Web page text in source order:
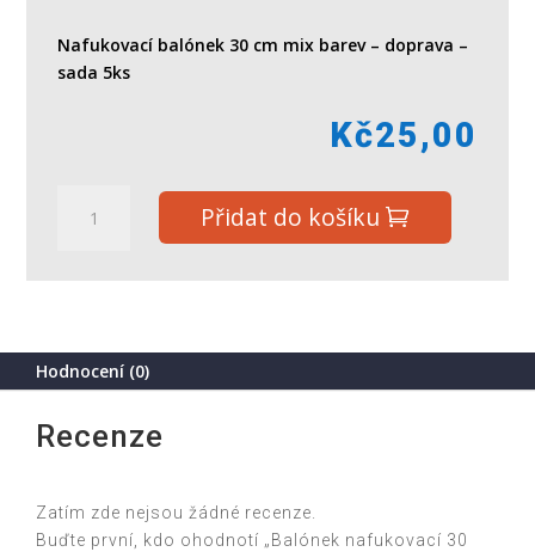
Nafukovací balónek 30 cm mix barev – doprava –
sada 5ks
Kč25,00
nafukovací
5ks,
Doprava
Přidat do košíku
Hodnocení (0)
Recenze
Zatím zde nejsou žádné recenze.
Buďte první, kdo ohodnotí „Balónek nafukovací 30